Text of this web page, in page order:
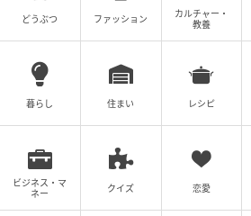
どうぶつ ファッション
カルチャー・
教養
暮らし 住まい レシピ
ビジネス・マ
ネー
クイズ 恋愛